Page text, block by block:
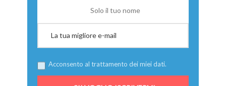
Acconsento al trattamento dei miei dati.